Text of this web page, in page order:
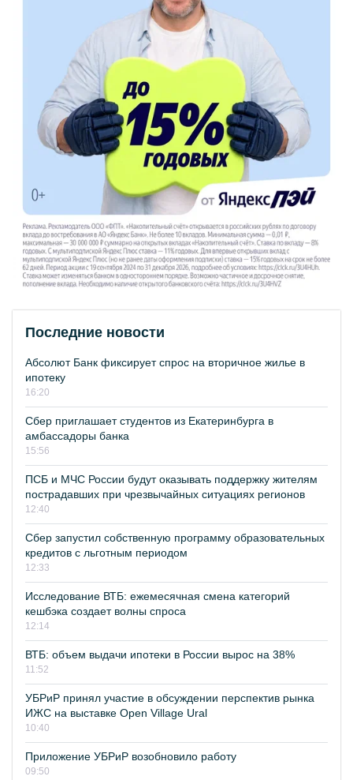
Последние новости
Абсолют Банк фиксирует спрос на вторичное жилье в
ипотеку
16:20
Сбер приглашает студентов из Екатеринбурга в
амбассадоры банка
15:56
ПСБ и МЧС России будут оказывать поддержку жителям
пострадавших при чрезвычайных ситуациях регионов
12:40
Сбер запустил собственную программу образовательных
кредитов с льготным периодом
12:33
Исследование ВТБ: ежемесячная смена категорий
кешбэка создает волны спроса
12:14
ВТБ: объем выдачи ипотеки в России вырос на 38%
11:52
УБРиР принял участие в обсуждении перспектив рынка
ИЖС на выставке Open Village Ural
10:40
Приложение УБРиР возобновило работу
09:50